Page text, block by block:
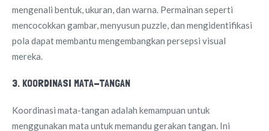
mengenali bentuk, ukuran, dan warna. Permainan seperti
mencocokkan gambar, menyusun puzzle, dan mengidentifikasi
pola dapat membantu mengembangkan persepsi visual
mereka.
3. KOORDINASI MATA-TANGAN
Koordinasi mata-tangan adalah kemampuan untuk
menggunakan mata untuk memandu gerakan tangan. Ini